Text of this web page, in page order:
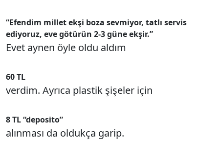
“Efendim millet ekşi boza sevmiyor, tatlı servis
ediyoruz, eve götürün 2-3 güne ekşir.”
Evet aynen öyle oldu aldım
60 TL
verdim. Ayrıca plastik şişeler için
8 TL “deposito”
alınması da oldukça garip.